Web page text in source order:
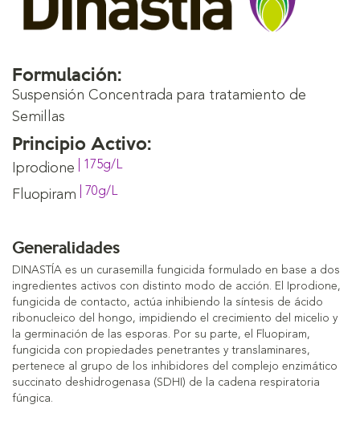
Formulación:
Suspensión Concentrada para tratamiento de
Semillas
Principio Activo:
Iprodione | 175g/L
Fluopiram | 70g/L
Generalidades
DINASTÍA es un curasemilla fungicida formulado en base a dos
ingredientes activos con distinto modo de acción. El Iprodione,
fungicida de contacto, actúa inhibiendo la síntesis de ácido
ribonucleico del hongo, impidiendo el crecimiento del micelio y
la germinación de las esporas. Por su parte, el Fluopiram,
fungicida con propiedades penetrantes y translaminares,
pertenece al grupo de los inhibidores del complejo enzimático
succinato deshidrogenasa (SDHI) de la cadena respiratoria
fúngica.